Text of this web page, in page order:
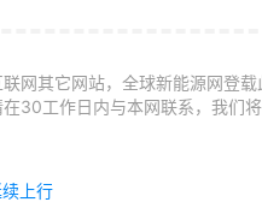
网其它网站，全球新能源网登
30工作日内与本网联系，我们将
上行